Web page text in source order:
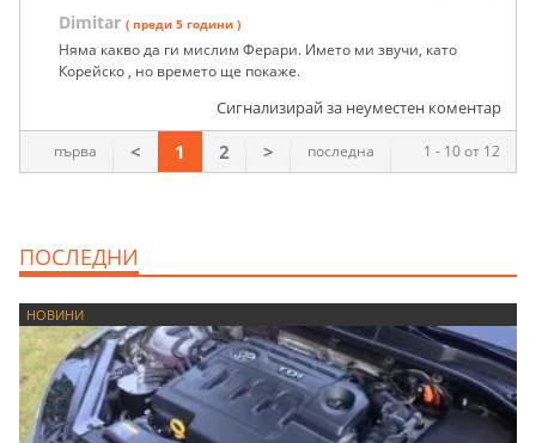
Dimitar ( преди 5 години )
Няма какво да ги мислим Ферари. Името ми звучи, като
Корейско , но времето ще покаже.
Сигнализирай за неуместен коментар
1 - 10 от 12
първа < 1 2 > последна
ПОСЛЕДНИ
НОВИНИ